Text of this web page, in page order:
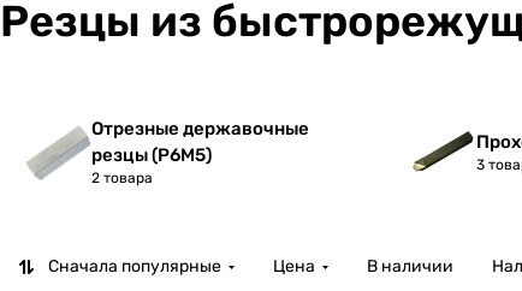
Резцы из
Отрезные державочные
резцы (Р6М5)
2 товара
3
Сначала популярные Цена В наличии